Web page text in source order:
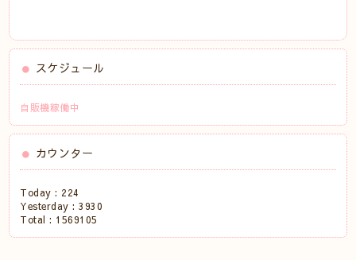
スケジュール
自販機稼働中
カウンター
Today : 224
Yesterday :3930
Total : 1569105